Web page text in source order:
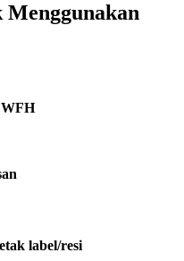
Menggunakan
label/resi